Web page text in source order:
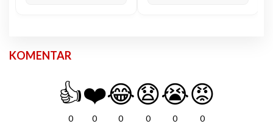
KOMENTAR
👍
0
❤️
0
😂
0
😧
0
😭
0
😡
0